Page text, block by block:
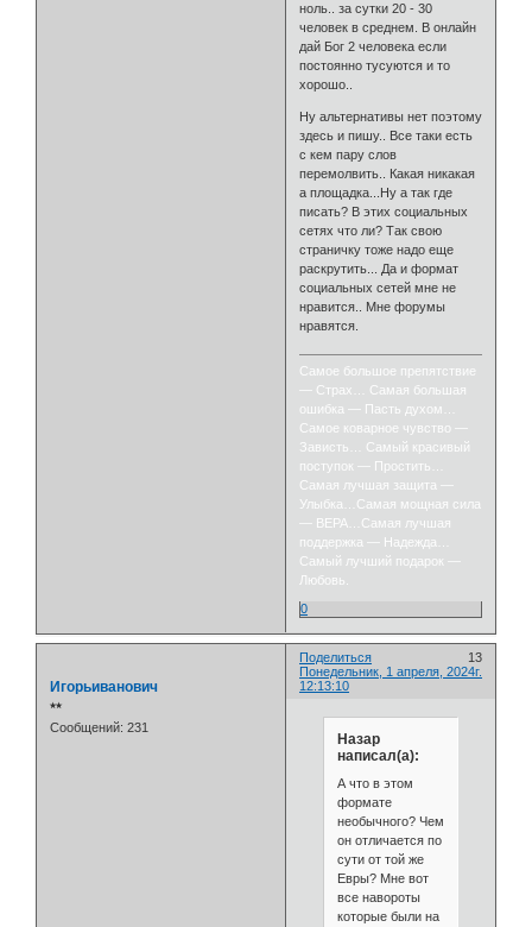
ноль.. за сутки 20 - 30
человек в среднем. В онлайн
дай Бог 2 человека если
постоянно тусуются и то
хорошо..
Ну альтернативы нет поэтому
здесь и пишу.. Все таки есть
с кем пару слов
перемолвить.. Какая никакая
а площадка...Ну а так где
писать? В этих социальных
сетях что ли? Так свою
страничку тоже надо еще
раскрутить... Да и формат
социальных сетей мне не
нравится.. Мне форумы
нравятся.
Самое большое препятствие
— Страх… Самая большая
ошибка — Пасть духом…
Самое коварное чувство —
Зависть… Самый красивый
поступок — Простить…
Самая лучшая защита —
Улыбка…Самая мощная сила
— ВЕРА…Самая лучшая
поддержка — Надежда…
Самый лучший подарок —
Любовь.
0
Поделиться
13
Понедельник, 1 апреля, 2024г.
12:13:10
Игорьиванович
⭒⭒
Сообщений: 231
Назар
написал(а):
А что в этом
формате
необычного? Чем
он отличается по
сути от той же
Евры? Мне вот
все навороты
которые были на